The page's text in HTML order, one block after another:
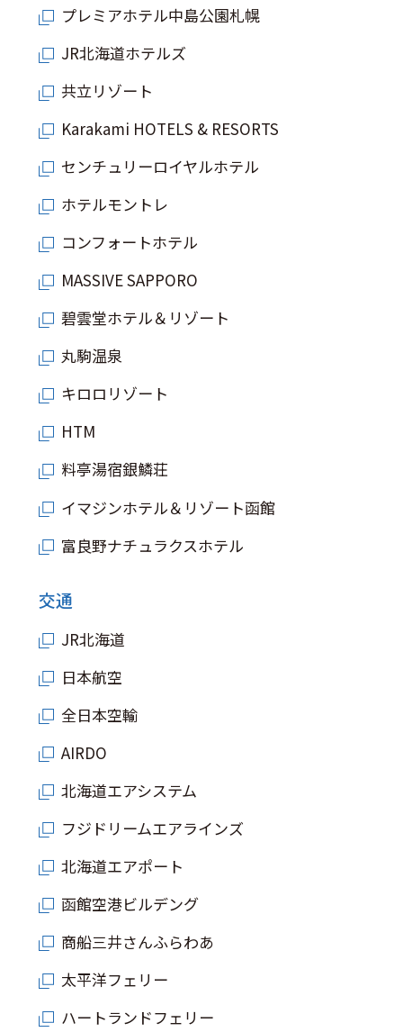
プレミアホテル中島公園札幌
JR北海道ホテルズ
共立リゾート
Karakami HOTELS & RESORTS
センチュリーロイヤルホテル
ホテルモントレ
コンフォートホテル
MASSIVE SAPPORO
碧雲堂ホテル＆リゾート
丸駒温泉
キロロリゾート
HTM
料亭湯宿銀鱗荘
イマジンホテル＆リゾート函館
富良野ナチュラクスホテル
交通
JR北海道
日本航空
全日本空輸
AIRDO
北海道エアシステム
フジドリームエアラインズ
北海道エアポート
函館空港ビルデング
商船三井さんふらわあ
太平洋フェリー
ハートランドフェリー